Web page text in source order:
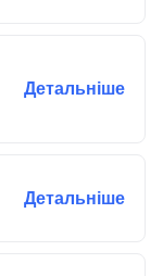
Детальніше
Детальніше